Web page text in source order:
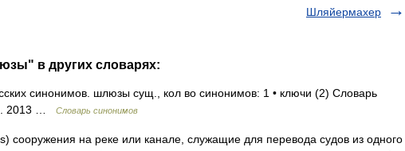
Шляйермахер
в других словарях:
синонимов. шлюзы сущ., кол во синонимов: 1 • ключи (2) Словарь
2013 …
Словарь синонимов
сооружения на реке или канале, служащие для перевода судов из одного